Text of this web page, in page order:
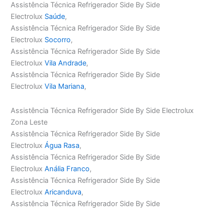
Assistência Técnica Refrigerador Side By Side
Electrolux Saúde,
Assistência Técnica Refrigerador Side By Side
Electrolux Socorro,
Assistência Técnica Refrigerador Side By Side
ElectroluxVila Andrade,
Assistência Técnica Refrigerador Side By Side
ElectroluxVila Mariana,
Assistência Técnica Refrigerador Side By Side Electrolux
Zona Leste
Assistência Técnica Refrigerador Side By Side
ElectroluxÁgua Rasa,
Assistência Técnica Refrigerador Side By Side
ElectroluxAnália Franco,
Assistência Técnica Refrigerador Side By Side
ElectroluxAricanduva,
Assistência Técnica Refrigerador Side By Side